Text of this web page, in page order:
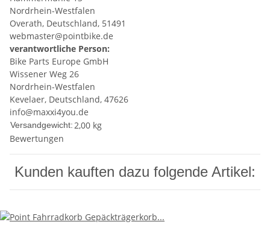
Nordrhein-Westfalen
Overath, Deutschland, 51491
webmaster@pointbike.de
verantwortliche Person:
Bike Parts Europe GmbH
Wissener Weg 26
Nordrhein-Westfalen
Kevelaer, Deutschland, 47626
info@maxxi4you.de
Versandgewicht:2,00 kg
Bewertungen
Kunden kauften dazu folgende Artikel: